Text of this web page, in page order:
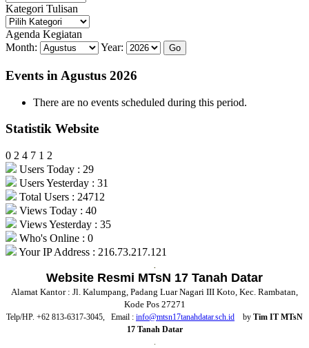
Bulanan
Kategori Tulisan
Kategori
Tulisan
Agenda Kegiatan
Month:
Year:
Events in Agustus 2026
There are no events scheduled during this period.
Statistik Website
0 2 4 7 1 2
Users Today : 29
Users Yesterday : 31
Total Users : 24712
Views Today : 40
Views Yesterday : 35
Who's Online : 0
Your IP Address : 216.73.217.121
Website Resmi MTsN 17 Tanah Datar
Alamat Kantor : Jl. Kalumpang, Padang Luar Nagari III Koto, Kec. Rambatan,
Kode Pos 27271
Telp/HP. +62 813-6317-3045, Email : info@mtsn17tanahdatar.sch.id by Tim IT MTsN
17 Tanah Datar
.